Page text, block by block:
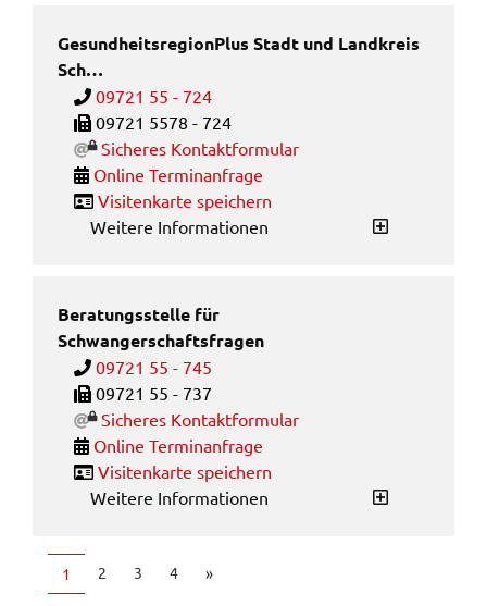
GesundheitsregionPlus Stadt und Landkreis
Sch…
09721 55 - 724
Faxnum­mer von Gesund­heits­re­gion­Plus Stadt
09721 5578 - 724
Siche­res Kontakt­for­mu­lar
Online Termi­n­an­fra­ge
Visi­ten­kar­te spei­chern
Weitere Informationen
Beratungsstelle für
Schwangerschaftsfragen
09721 55 - 745
Faxnum­mer von Bera­tungs­stel­le für
09721 55 - 737
Siche­res Kontakt­for­mu­lar
Online Termi­n­an­fra­ge
Visi­ten­kar­te spei­chern
Weitere Informationen
1 2 3 4 »